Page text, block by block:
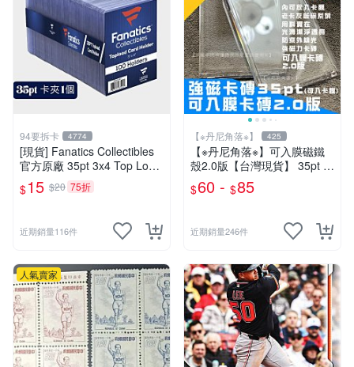
94要拆卡 4774
[現貨] Fanatics Collectibles
官方原廠 35pt 3x4 Top Load
er 卡夾 1個 適用各式球員卡
遊戲王 寶可夢
$15 $20 75折
近期銷量116件
【※丹尼角落※】 425
【※丹尼角落※】可入膜磁鐵
殼2.0版【台灣現貨】 35pt ~
180pt 防紫外線 抗UV 卡磚
卡套 鑑定卡 球員卡 BGS PS
$60 - $85
近期銷量246件
人氣賣家